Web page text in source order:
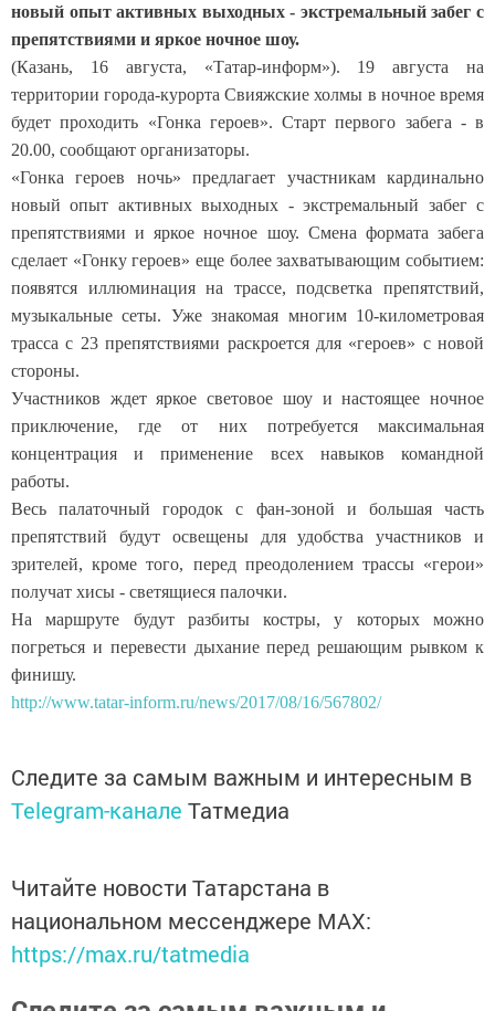
новый опыт активных выходных - экстремальный забег с
препятствиями и яркое ночное шоу.
(Казань, 16 августа, «Татар-информ»). 19 августа на
территории города-курорта Свияжские холмы в ночное время
будет проходить «Гонка героев». Старт первого забега - в
20.00, сообщают организаторы.
«Гонка героев ночь» предлагает участникам кардинально
новый опыт активных выходных - экстремальный забег с
препятствиями и яркое ночное шоу. Смена формата забега
сделает «Гонку героев» еще более захватывающим событием:
появятся иллюминация на трассе, подсветка препятствий,
музыкальные сеты. Уже знакомая многим 10-километровая
трасса с 23 препятствиями раскроется для «героев» с новой
стороны.
Участников ждет яркое световое шоу и настоящее ночное
приключение, где от них потребуется максимальная
концентрация и применение всех навыков командной
работы.
Весь палаточный городок с фан-зоной и большая часть
препятствий будут освещены для удобства участников и
зрителей, кроме того, перед преодолением трассы «герои»
получат хисы - светящиеся палочки.
На маршруте будут разбиты костры, у которых можно
погреться и перевести дыхание перед решающим рывком к
финишу.
http://www.tatar-inform.ru/news/2017/08/16/567802/
Следите за самым важным и интересным в
Telegram-канале Татмедиа
Читайте новости Татарстана в
национальном мессенджере MАХ:
https://max.ru/tatmedia